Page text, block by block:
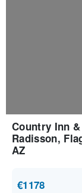
Country Inn
Radisson,
AZ
€1178